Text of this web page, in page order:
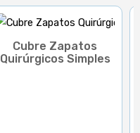
Cubre Zapatos
Quirúrgicos Simples